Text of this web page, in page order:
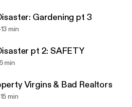
and join the discussion!
Gardening pt 3
13 min
pt 2: SAFETY
min
Virgins & Bad Realtors
15 min